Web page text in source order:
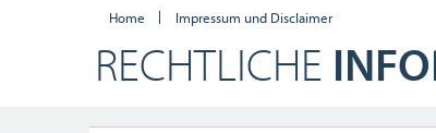
Home Impressum und Disclaimer
RECHTLICHE